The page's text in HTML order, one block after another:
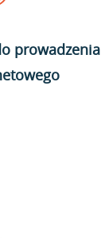
prowadzenia